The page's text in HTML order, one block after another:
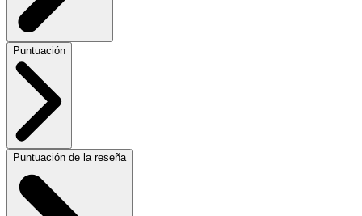
Puntuación
Puntuación de la reseña